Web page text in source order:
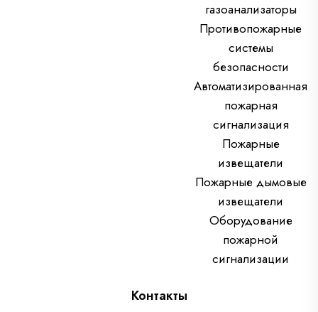
газоанализаторы
Противопожарные
системы
безопасности
Автоматизированная
пожарная
сигнализация
Пожарные
извещатели
Пожарные дымовые
извещатели
Оборудование
пожарной
сигнализации
Контакты